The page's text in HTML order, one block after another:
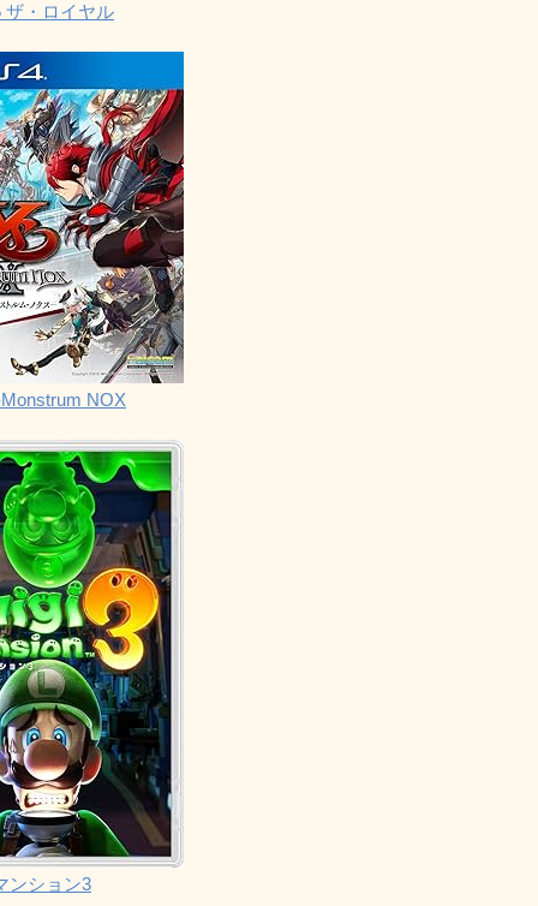
ザ・ロイヤル
NOX
ンション3